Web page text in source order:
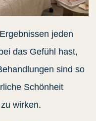
jeden
das Gefühl hast,
sind so
Schönheit
wirken.